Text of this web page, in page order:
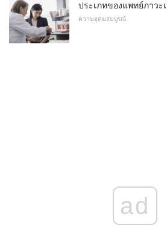
ประเภทของแพทย์ภาวะ
ความอุดมสมบูรณ์
ad